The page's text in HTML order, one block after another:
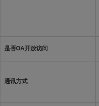
是否OA开放访问
通讯方式